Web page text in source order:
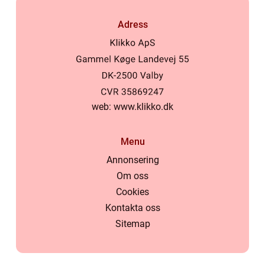
Adress
web: www.klikko.dk
Menu
Annonsering
Om oss
Cookies
Kontakta oss
Sitemap